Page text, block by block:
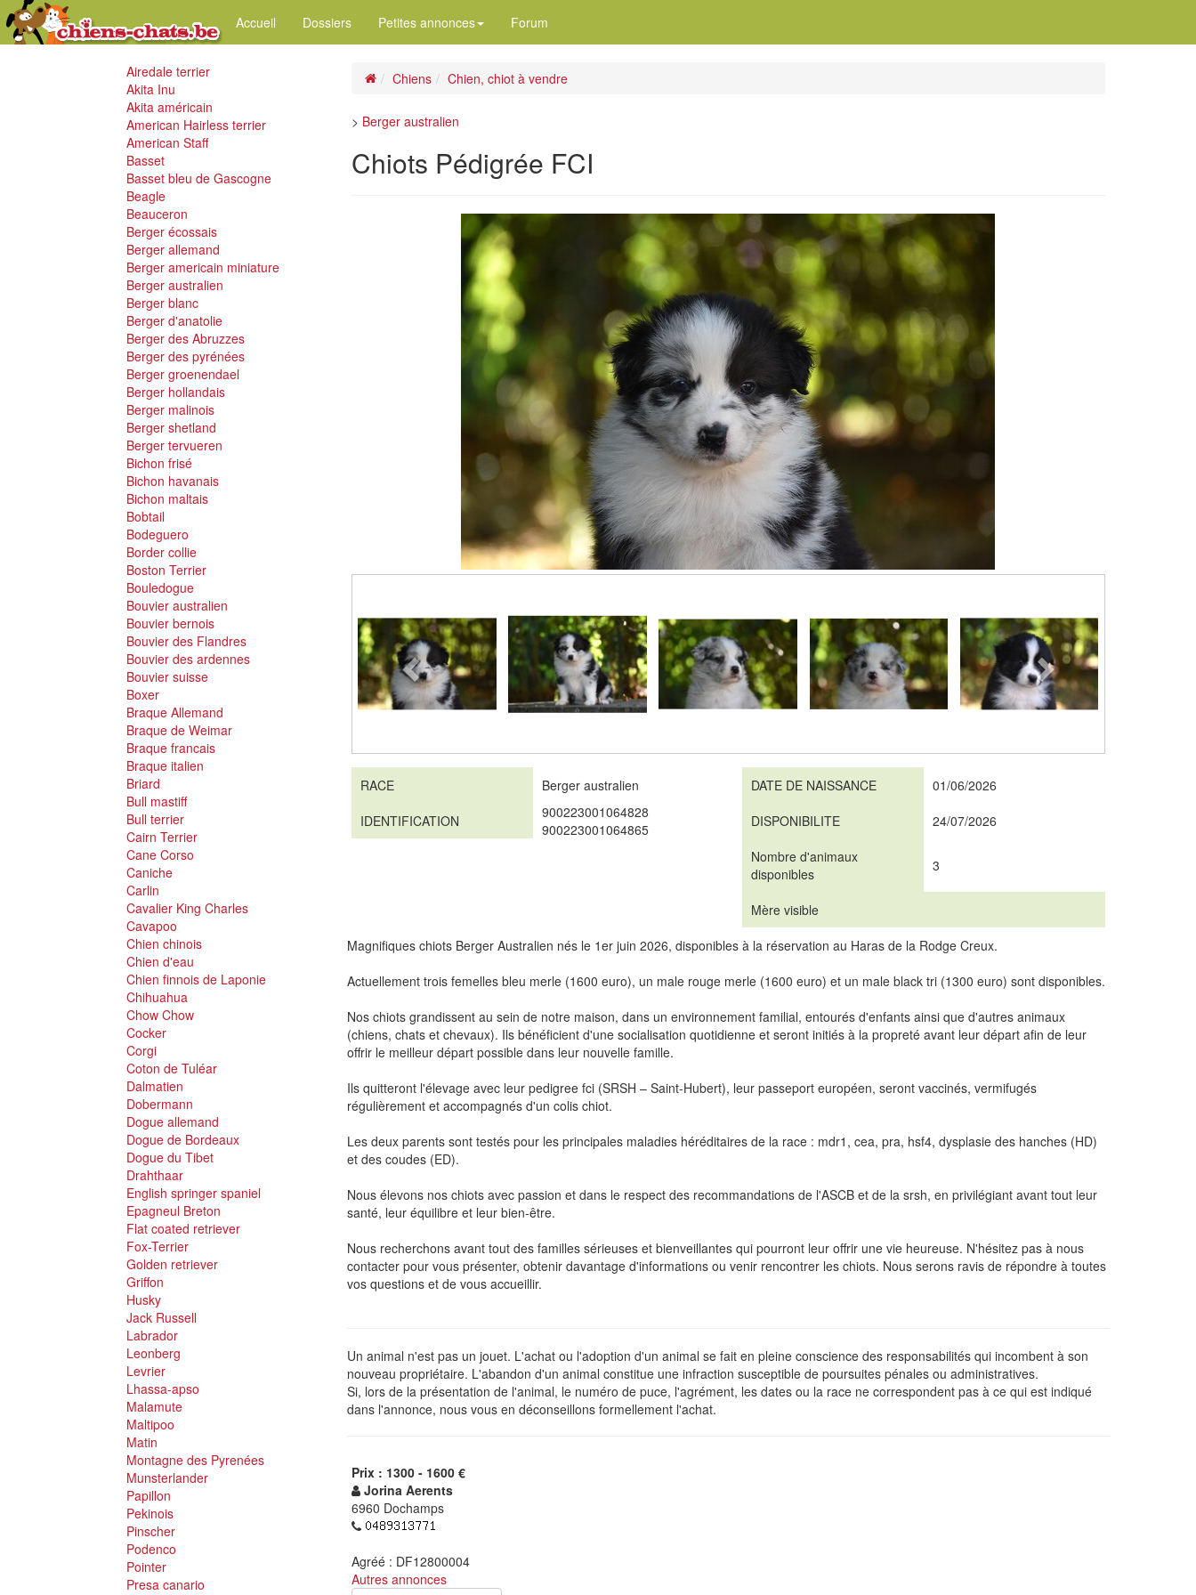
Accueil Dossiers Petites annonces Forum
Airedale terrier
Akita Inu
Akita américain
American Hairless terrier
American Staff
Basset
Basset bleu de Gascogne
Beagle
Beauceron
Berger écossais
Berger allemand
Berger americain miniature
Berger australien
Berger blanc
Berger d'anatolie
Berger des Abruzzes
Berger des pyrénées
Berger groenendael
Berger hollandais
Berger malinois
Berger shetland
Berger tervueren
Bichon frisé
Bichon havanais
Bichon maltais
Bobtail
Bodeguero
Border collie
Boston Terrier
Bouledogue
Bouvier australien
Bouvier bernois
Bouvier des Flandres
Bouvier des ardennes
Bouvier suisse
Boxer
Braque Allemand
Braque de Weimar
Braque francais
Braque italien
Briard
Bull mastiff
Bull terrier
Cairn Terrier
Cane Corso
Caniche
Carlin
Cavalier King Charles
Cavapoo
Chien chinois
Chien d'eau
Chien finnois de Laponie
Chihuahua
Chow Chow
Cocker
Corgi
Coton de Tuléar
Dalmatien
Dobermann
Dogue allemand
Dogue de Bordeaux
Dogue du Tibet
Drahthaar
English springer spaniel
Epagneul Breton
Flat coated retriever
Fox-Terrier
Golden retriever
Griffon
Husky
Jack Russell
Labrador
Leonberg
Levrier
Lhassa-apso
Malamute
Maltipoo
Matin
Montagne des Pyrenées
Munsterlander
Papillon
Pekinois
Pinscher
Podenco
Pointer
Presa canario
Chiens Chien, chiot à vendre
> Berger australien
Chiots Pédigrée FCI
RACE
Berger australien
IDENTIFICATION
900223001064828
900223001064865
DATE DE NAISSANCE
01/06/2026
DISPONIBILITE
24/07/2026
Nombre d'animaux
disponibles
3
Mère visible
Magnifiques chiots Berger Australien nés le 1er juin 2026, disponibles à la réservation au Haras de la Rodge Creux.
Actuellement trois femelles bleu merle (1600 euro), un male rouge merle (1600 euro) et un male black tri (1300 euro) sont disponibles.
Nos chiots grandissent au sein de notre maison, dans un environnement familial, entourés d'enfants ainsi que d'autres animaux
(chiens, chats et chevaux). Ils bénéficient d'une socialisation quotidienne et seront initiés à la propreté avant leur départ afin de leur
offrir le meilleur départ possible dans leur nouvelle famille.
Ils quitteront l'élevage avec leur pedigree fci (SRSH – Saint-Hubert), leur passeport européen, seront vaccinés, vermifugés
régulièrement et accompagnés d'un colis chiot.
Les deux parents sont testés pour les principales maladies héréditaires de la race : mdr1, cea, pra, hsf4, dysplasie des hanches (HD)
et des coudes (ED).
Nous élevons nos chiots avec passion et dans le respect des recommandations de l'ASCB et de la srsh, en privilégiant avant tout leur
santé, leur équilibre et leur bien-être.
Nous recherchons avant tout des familles sérieuses et bienveillantes qui pourront leur offrir une vie heureuse. N'hésitez pas à nous
contacter pour vous présenter, obtenir davantage d'informations ou venir rencontrer les chiots. Nous serons ravis de répondre à toutes
vos questions et de vous accueillir.
Un animal n'est pas un jouet. L'achat ou l'adoption d'un animal se fait en pleine conscience des responsabilités qui incombent à son
nouveau propriétaire. L'abandon d'un animal constitue une infraction susceptible de poursuites pénales ou administratives.
Si, lors de la présentation de l'animal, le numéro de puce, l'agrément, les dates ou la race ne correspondent pas à ce qui est indiqué
dans l'annonce, nous vous en déconseillons formellement l'achat.
Prix : 1300 - 1600 €
Jorina Aerents
6960 Dochamps
Agréé : DF12800004
Autres annonces